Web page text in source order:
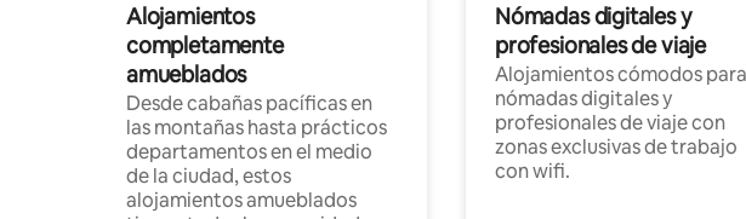
Alojamientos
completamente
amueblados
Desde cabañas pacíficas en
las montañas hasta prácticos
departamentos en el medio
de la ciudad, estos
alojamientos amueblados
Nómadas digitales y
profesionales de viaje
Alojamientos cómodos para
nómadas digitales y
profesionales de viaje con
zonas exclusivas de trabajo
con wifi.